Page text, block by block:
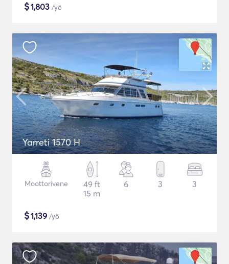
$1,803 /yö
Yarreti 1570 H
Moottorivene
49 ft
15 m
6 3 3
$1,139 /yö